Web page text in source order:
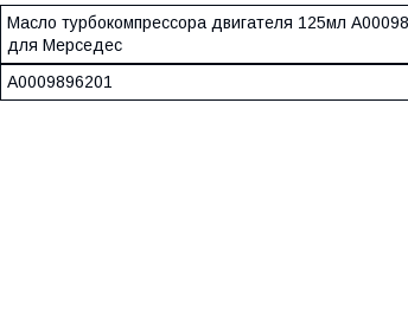
Масло турбокомпрессора двигателя 125мл
для Мерседес
A0009896201